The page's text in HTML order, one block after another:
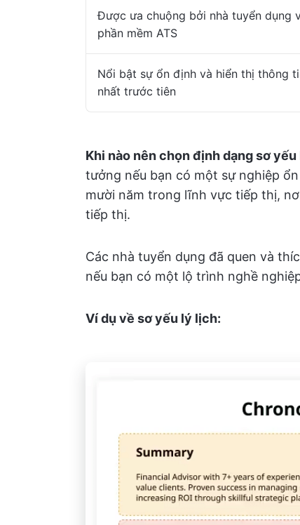
Được ưa chuộng bởi nhà tuyển dụng
phần mềm ATS
Nổi bật sự ổn định và hiển thị thông
nhất trước tiên
Khi nào nên chọn định dạng sơ
tưởng nếu bạn có một sự nghiệp
mười năm trong lĩnh vực tiếp thị,
tiếp thị.
Các nhà tuyển dụng đã quen và
nếu bạn có một lộ trình nghề
Ví dụ về sơ yếu lý lịch: